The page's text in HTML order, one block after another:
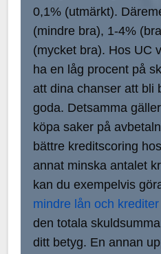
0,1% (utmärkt).
(mindre bra), 1-4%
(mycket bra). Hos UC
ha en låg procent på
att dina chanser att bli
goda. Detsamma
köpa saker på
bättre kreditscoring
annat minska antalet
kan du exempelvis
mindre lån och
den totala
ditt betyg. En annan